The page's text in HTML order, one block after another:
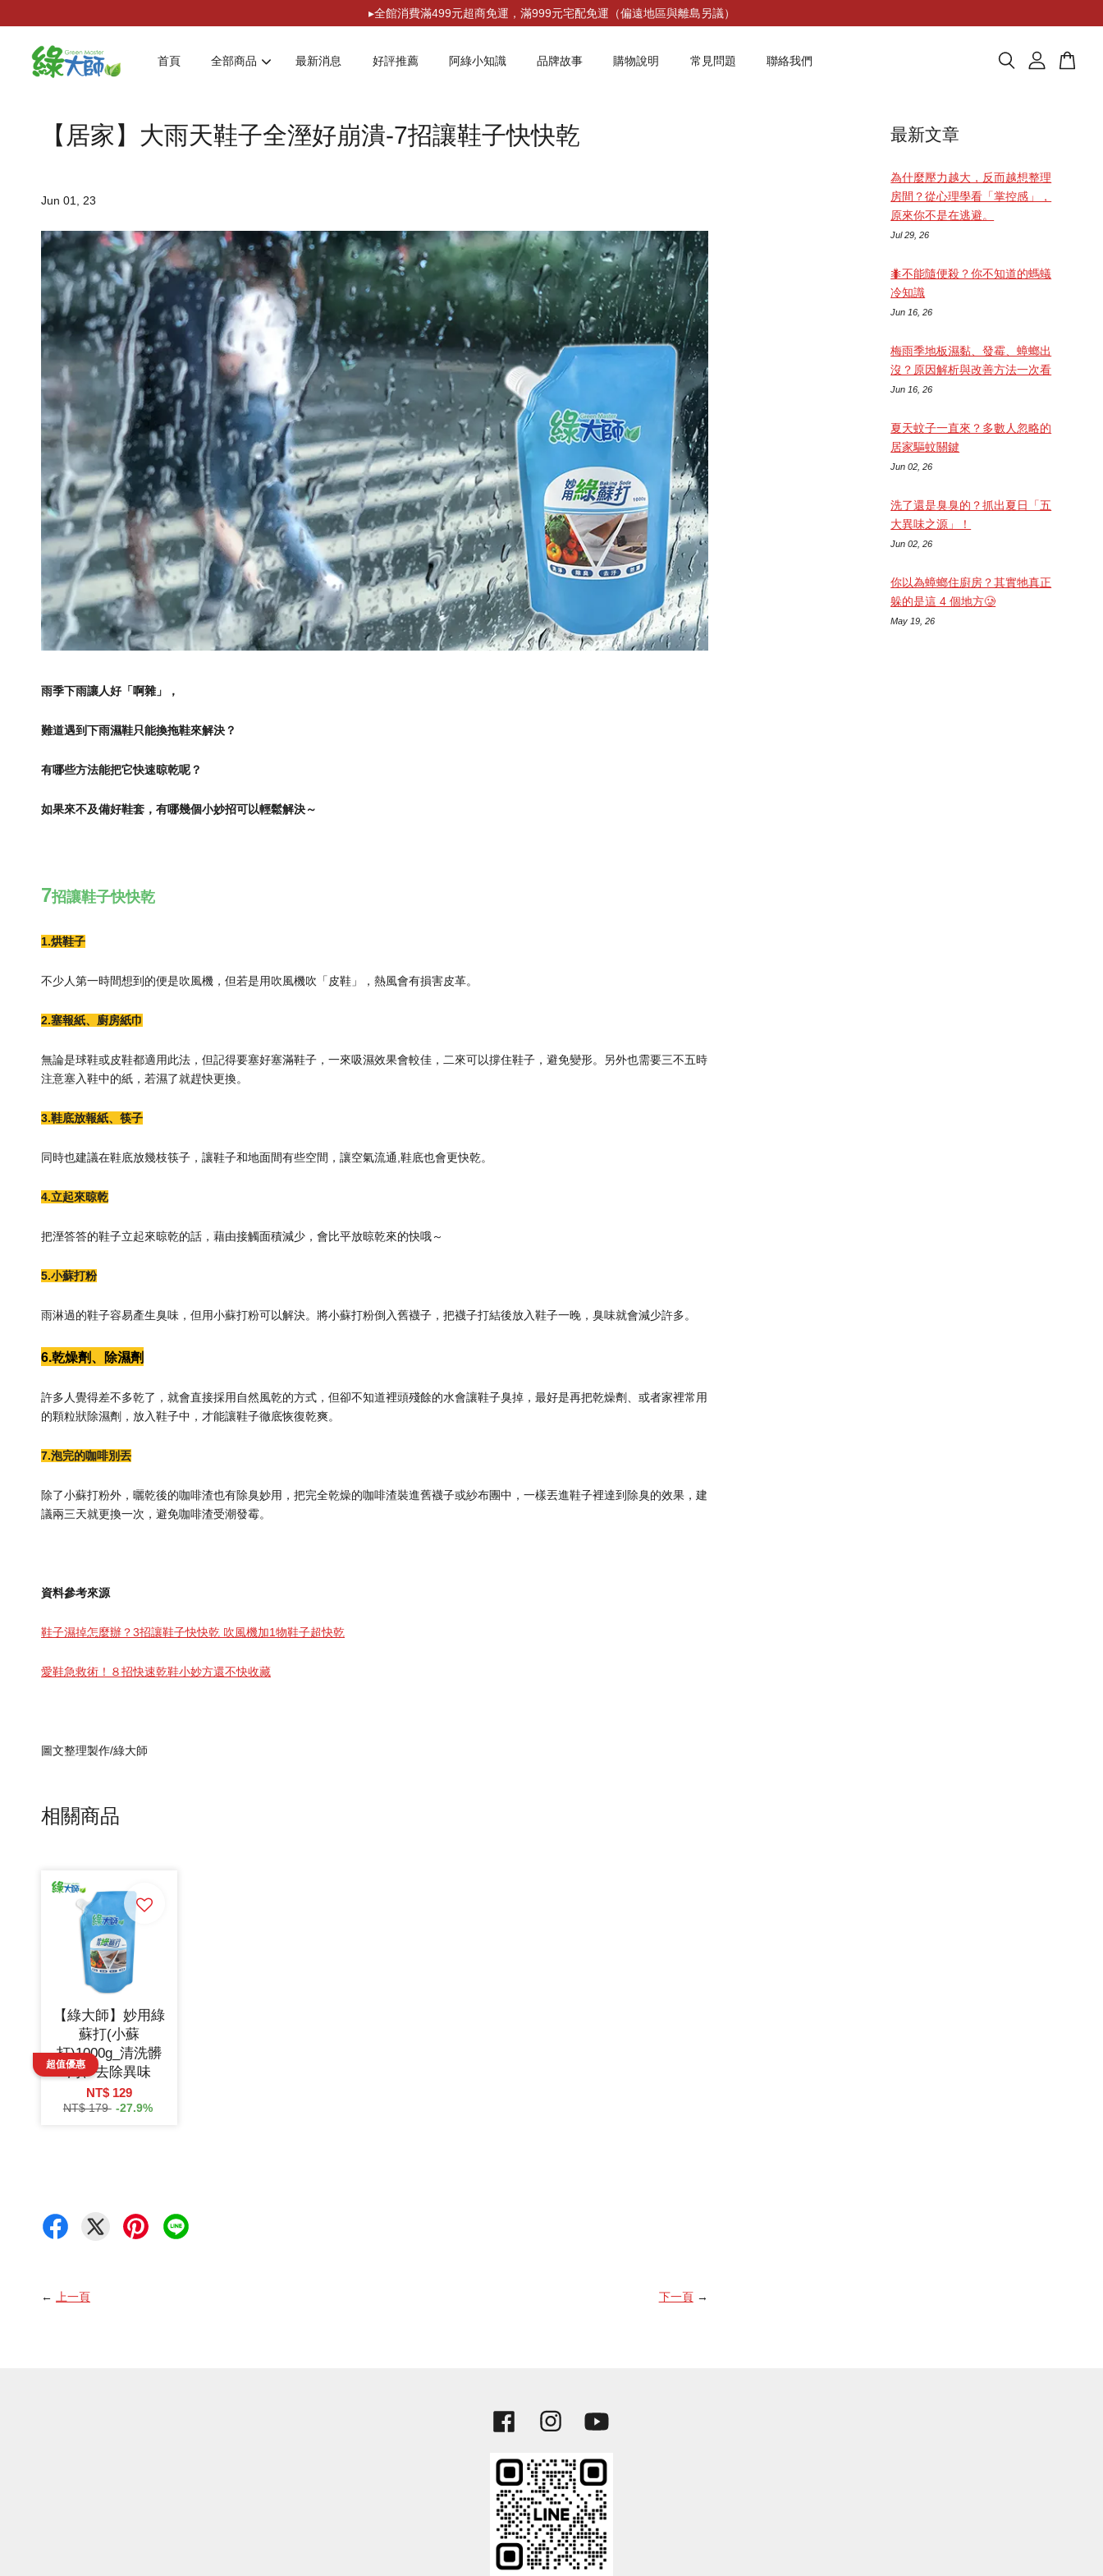
▸全館消費滿499元超商免運，滿999元宅配免運（偏遠地區與離島另議）
首頁 全部商品 最新消息 好評推薦 阿綠小知識 品牌故事 購物說明 常見問題 聯絡我們
【居家】大雨天鞋子全溼好崩潰-7招讓鞋子快快乾
Jun 01, 23
雨季下雨讓人好「啊雜」，
難道遇到下雨濕鞋只能換拖鞋來解決？
有哪些方法能把它快速晾乾呢？
如果來不及備好鞋套，有哪幾個小妙招可以輕鬆解決～
7招讓鞋子快快乾
1.烘鞋子
不少人第一時間想到的便是吹風機，但若是用吹風機吹「皮鞋」，熱風會有損害皮革。
2.塞報紙、廚房紙巾
無論是球鞋或皮鞋都適用此法，但記得要塞好塞滿鞋子，一來吸濕效果會較佳，二來可以撐住鞋子，避免變形。另外也需要三不五時
注意塞入鞋中的紙，若濕了就趕快更換。
3.鞋底放報紙、筷子
同時也建議在鞋底放幾枝筷子，讓鞋子和地面間有些空間，讓空氣流通,鞋底也會更快乾。
4.立起來晾乾
把溼答答的鞋子立起來晾乾的話，藉由接觸面積減少，會比平放晾乾來的快哦～
5.小蘇打粉
雨淋過的鞋子容易產生臭味，但用小蘇打粉可以解決。將小蘇打粉倒入舊襪子，把襪子打結後放入鞋子一晚，臭味就會減少許多。
6.乾燥劑、除濕劑
許多人覺得差不多乾了，就會直接採用自然風乾的方式，但卻不知道裡頭殘餘的水會讓鞋子臭掉，最好是再把乾燥劑、或者家裡常用
的顆粒狀除濕劑，放入鞋子中，才能讓鞋子徹底恢復乾爽。
7.泡完的咖啡別丟
除了小蘇打粉外，曬乾後的咖啡渣也有除臭妙用，把完全乾燥的咖啡渣裝進舊襪子或紗布團中，一樣丟進鞋子裡達到除臭的效果，建
議兩三天就更換一次，避免咖啡渣受潮發霉。
資料參考來源
鞋子濕掉怎麼辦？3招讓鞋子快快乾 吹風機加1物鞋子超快乾
愛鞋急救術！８招快速乾鞋小妙方還不快收藏
圖文整理製作/綠大師
相關商品
【綠大師】妙用綠
蘇打(小蘇
打)1000g_清洗髒
污、去除異味
NT$ 129
NT$ 179 -27.9%
← 上一頁 下一頁→
最新文章
為什麼壓力越大，反而越想整理
房間？從心理學看「掌控感」，
原來你不是在逃避。
Jul 29, 26
🐜不能隨便殺？你不知道的螞蟻
冷知識
Jun 16, 26
梅雨季地板濕黏、發霉、蟑螂出
沒？原因解析與改善方法一次看
Jun 16, 26
夏天蚊子一直來？多數人忽略的
居家驅蚊關鍵
Jun 02, 26
洗了還是臭臭的？抓出夏日「五
大異味之源」！
Jun 02, 26
你以為蟑螂住廚房？其實牠真正
躲的是這 4 個地方🥲
May 19, 26
Facebook Instagram
您的購物車目前還是空的。